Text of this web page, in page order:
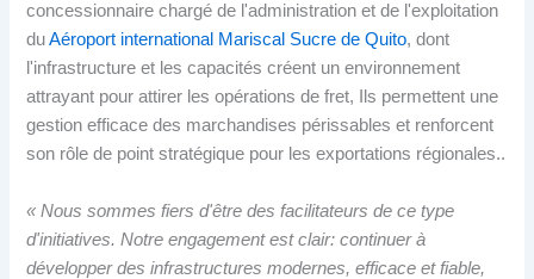
concessionnaire chargé de l'administration et de l'exploitation
duAéroport international Mariscal Sucre de Quito, dont
l'infrastructure et les capacités créent un environnement
attrayant pour attirer les opérations de fret, Ils permettent une
gestion efficace des marchandises périssables et renforcent
son rôle de point stratégique pour les exportations régionales..
« Nous sommes fiers d'être des facilitateurs de ce type
d'initiatives. Notre engagement est clair: continuer à
développer des infrastructures modernes, efficace et fiable,